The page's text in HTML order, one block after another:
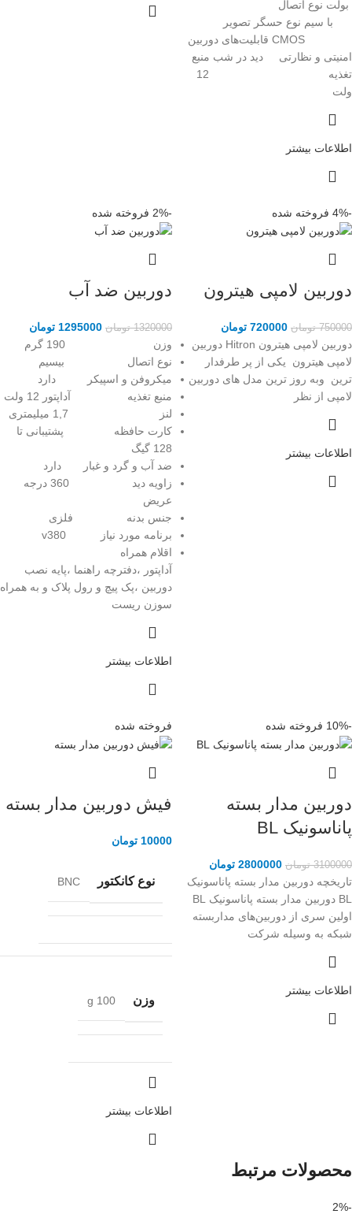
بولت نوع اتصال
با سیم نوع حسگر تصویر
CMOS قابلیت‌های دوربین
امنیتی و نظارتی دید در شب منبع
تغذیه 12
ولت
اطلاعات بیشتر
-4% فروخته شده
دوربین لامپی هیترون
750000 تومان 720000 تومان
دوربین لامپی هیترون Hitron دوربین
لامپی هیترون یکی از پر طرفدار
ترین وبه روز ترین مدل های دوربین
لامپی از نظر
اطلاعات بیشتر
-2% فروخته شده
دوربین ضد آب
1320000 تومان 1295000 تومان
وزن 190 گرم
نوع اتصال بیسیم
میکروفن و اسپیکر دارد
منبع تغذیه آداپتور 12 ولت
لنز 1,7 میلیمتری
کارت حافظه پشتیبانی تا
128 گیگ
ضد آب و گرد و غبار دارد
زاویه دید 360 درجه
عریض
جنس بدنه فلزی
برنامه مورد نیاز v380
اقلام همراه
آداپتور ،دفترچه راهنما ،پایه نصب
دوربین ،پک پیچ و رول پلاک و به همراه
سوزن ریست
اطلاعات بیشتر
-10% فروخته شده
دوربین مدار بسته
پاناسونیک BL
3100000 تومان 2800000 تومان
تاریخچه دوربین مدار بسته پاناسونیک
BL دوربین مدار بسته پاناسونیک BL
اولین سری از دوربین‌های مداربسته
شبکه به وسیله شرکت
اطلاعات بیشتر
فروخته شده
فیش دوربین مدار بسته
10000 تومان
نوع کانکتور BNC
وزن 100 g
اطلاعات بیشتر
محصولات مرتبط
-2%